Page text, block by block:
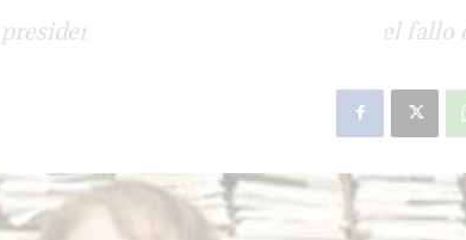
de SBASE por incumplir el fallo